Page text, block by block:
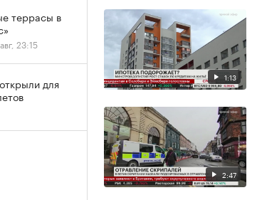
1:13
2:47
террасы в
23:15
для